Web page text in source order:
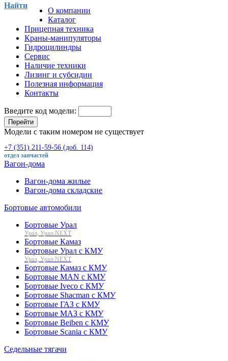
Найти
О компании
Каталог
Прицепная техника
Краны-манипуляторы
Гидроцилиндры
Сервис
Наличие техники
Лизинг и субсидии
Полезная информация
Контакты
Введите код модели:
Перейти
Модели с таким номером не существует
+7 (351) 211-59-56 (доб. 114)
отдел запчастей
Вагон-дома
Вагон-дома жилые
Вагон-дома складские
Бортовые автомобили
Бортовые Урал
Урал, Урал-NEXT
Бортовые Камаз
Бортовые Урал с КМУ
Урал, Урал-NEXT
Бортовые Камаз с КМУ
Бортовые MAN с КМУ
Бортовые Iveco с КМУ
Бортовые Shacman с КМУ
Бортовые ГАЗ с КМУ
Бортовые МАЗ с КМУ
Бортовые Beiben с КМУ
Бортовые Scania с КМУ
Седельные тягачи